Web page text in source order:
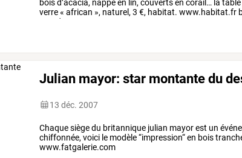
boisd’acacia, nappeen lin, couvertsen corail… la table
verre« african », naturel, 3 €, habitat. www.habitat.fr
monde.
Julian mayor: star montante du
13 déc. 2007
Chaque siège du britannique julian mayor est un
chiffonnée, voici le modèle “impression“ en bois
www.fatgalerie.com